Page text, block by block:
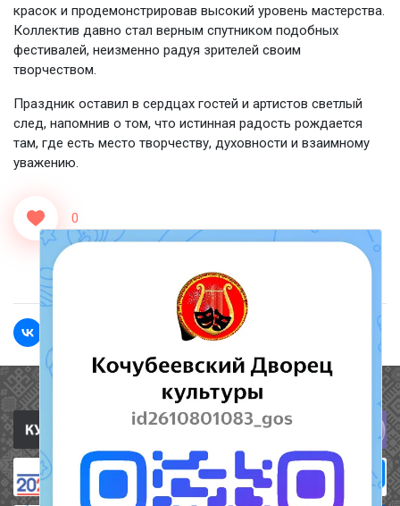
красок и продемонстрировав высокий уровень мастерства.
Коллектив давно стал верным спутником подобных
фестивалей, неизменно радуя зрителей своим
творчеством.
Праздник оставил в сердцах гостей и артистов светлый
след, напомнив о том, что истинная радость рождается
там, где есть место творчеству, духовности и взаимному
уважению.
0
Полезные ссылки